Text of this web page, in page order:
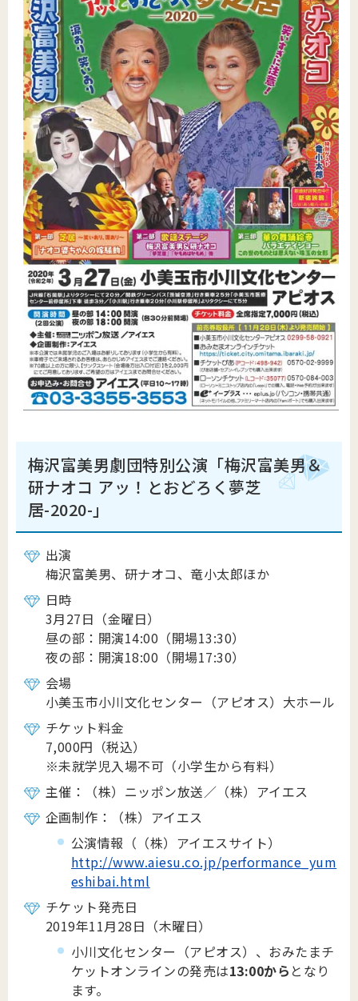
梅沢富美男劇団特別公演「梅沢富美男＆
研ナオコ アッ！とおどろく夢芝
居-2020-」
出演
梅沢富美男、研ナオコ、竜小太郎ほか
日時
3月27日（金曜日）
昼の部：開演14:00（開場13:30）
夜の部：開演18:00（開場17:30）
会場
小美玉市小川文化センター（アピオス）大ホール
チケット料金
7,000円（税込）
※未就学児入場不可（小学生から有料）
主催：（株）ニッポン放送／（株）アイエス
企画制作：（株）アイエス
公演情報（（株）アイエスサイト）
http://www.aiesu.co.jp/performance_yum
eshibai.html
チケット発売日
2019年11月28日（木曜日）
小川文化センター（アピオス）、おみたまチ
ケットオンラインの発売は13:00から となり
ます。